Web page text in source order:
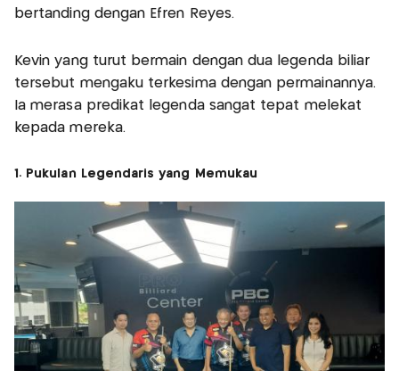
bertanding dengan Efren Reyes.
Kevin yang turut bermain dengan dua legenda biliar
tersebut mengaku terkesima dengan permainannya.
Ia merasa predikat legenda sangat tepat melekat
kepada mereka.
1. Pukulan Legendaris yang Memukau